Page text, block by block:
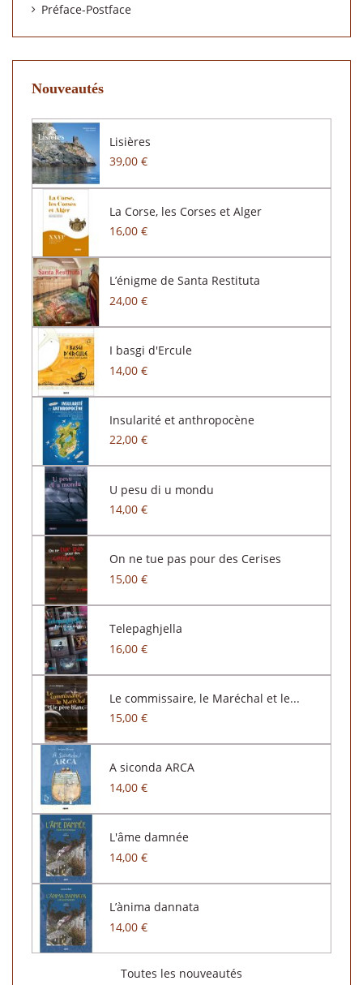
Préface-Postface
Nouveautés
Lisières
39,00 €
La Corse, les Corses et Alger
16,00 €
L’énigme de Santa Restituta
24,00 €
I basgi d'Ercule
14,00 €
Insularité et anthropocène
22,00 €
U pesu di u mondu
14,00 €
On ne tue pas pour des Cerises
15,00 €
Telepaghjella
16,00 €
Le commissaire, le Maréchal et le...
15,00 €
A siconda ARCA
14,00 €
L'âme damnée
14,00 €
L’ànima dannata
14,00 €
Toutes les nouveautés